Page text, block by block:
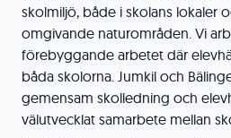
skolmiljö, både i skolans lokaler
omgivande naturområden. Vi
förebyggande arbetet där
båda skolorna. Jumkil och
gemensam skolledning och
välutvecklat samarbete mellan